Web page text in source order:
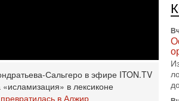
Сальгеро в эфире ITON.TV
в лексиконе
в Алжир